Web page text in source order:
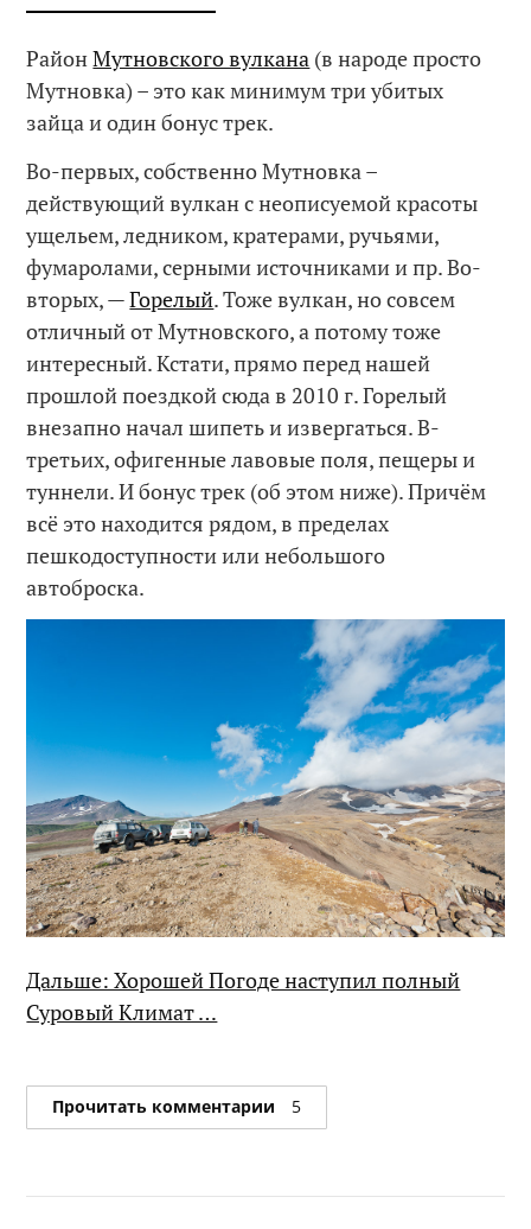
РайонМутновского вулкана (в народе просто
Мутновка) – это как минимум три убитых
зайца и один бонус трек.
Во-первых, собственно Мутновка –
действующий вулкан с неописуемой красоты
ущельем, ледником, кратерами, ручьями,
фумаролами, серными источниками и пр. Во-
вторых, —Горелый. Тоже вулкан, но совсем
отличный от Мутновского, а потому тоже
интересный. Кстати, прямо перед нашей
прошлой поездкой сюда в 2010 г. Горелый
внезапно начал шипеть и извергаться. В-
третьих, офигенные лавовые поля, пещеры и
туннели. И бонус трек (об этом ниже). Причём
всё это находится рядом, в пределах
пешкодоступности или небольшого
автоброска.
Дальше: Хорошей Погоде наступил полный
Суровый Климат …
Прочитать комментарии 5